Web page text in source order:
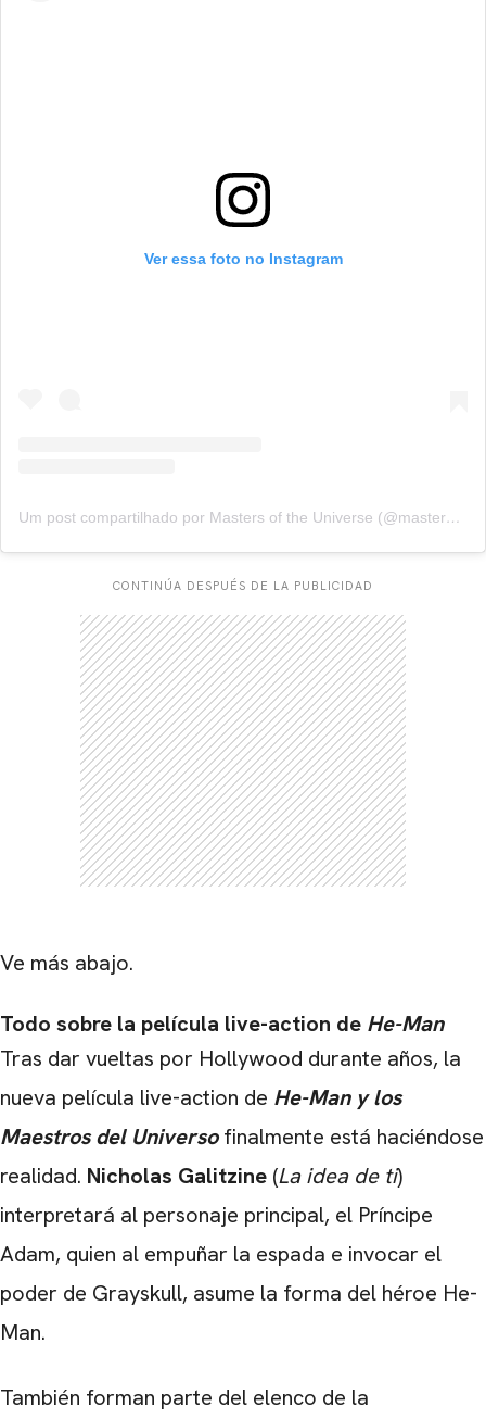
Ver essa foto no Instagram
Um post compartilhado por Masters of the Universe (@mastersmovie)
CONTINÚA DESPUÉS DE LA PUBLICIDAD
Ve más abajo.
Todo sobre la película live-action de He-Man
Tras dar vueltas por Hollywood durante años, la
nueva película live-action de He-Man y los
Maestros del Universo finalmente está haciéndose
realidad. Nicholas Galitzine (La idea de ti)
interpretará al personaje principal, el Príncipe
Adam, quien al empuñar la espada e invocar el
poder de Grayskull, asume la forma del héroe He-
Man.
También forman parte del elenco de la